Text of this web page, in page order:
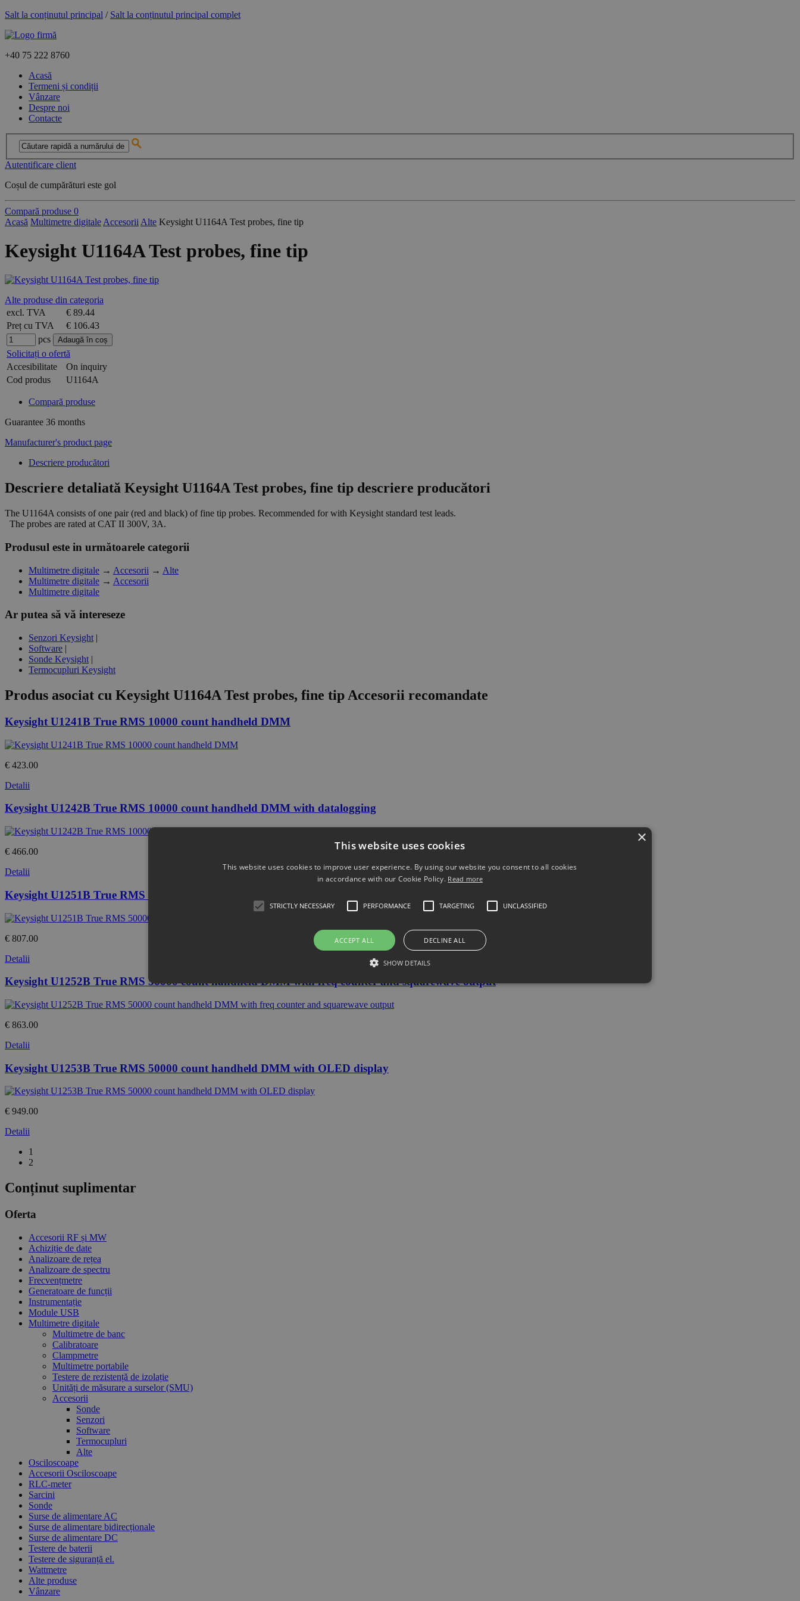
Salt la conținutul principal / Salt la conținutul principal complet
+40 75 222 8760
Acasă
Termeni și condiții
Vânzare
Despre noi
Contacte
Autentificare client
Coșul de cumpărături este gol
Compară produse 0
Acasă Multimetre digitale Accesorii Alte Keysight U1164A Test probes, fine tip
Keysight U1164A Test probes, fine tip
Alte produse din categoria
excl. TVA
€ 89.44
Preț cu TVA
€ 106.43
pcs
Solicitați o ofertă
Accesibilitate
On inquiry
Cod produs
U1164A
Compară produse
Guarantee 36 months
Manufacturer's product page
Descriere producători
Descriere detaliată Keysight U1164A Test probes, fine tip descriere producători
The U1164A consists of one pair (red and black) of fine tip probes. Recommended for with Keysight standard test leads.
The probes are rated at CAT II 300V, 3A.
Produsul este in următoarele categorii
Multimetre digitale → Accesorii → Alte
Multimetre digitale → Accesorii
Multimetre digitale
Ar putea să vă intereseze
Senzori Keysight |
Software |
Sonde Keysight |
Termocupluri Keysight
Produs asociat cu Keysight U1164A Test probes, fine tip Accesorii recomandate
Keysight U1241B True RMS 10000 count handheld DMM
€ 423.00
Detalii
Keysight U1242B True RMS 10000 count handheld DMM with datalogging
€ 466.00
Detalii
Keysight U1251B True RMS 50000 count handheld DMM
€ 807.00
Detalii
Keysight U1252B True RMS 50000 count handheld DMM with freq counter and squarewave output
€ 863.00
Detalii
Keysight U1253B True RMS 50000 count handheld DMM with OLED display
€ 949.00
Detalii
1
2
Conținut suplimentar
Oferta
Accesorii RF și MW
Achiziție de date
Analizoare de rețea
Analizoare de spectru
Frecvențmetre
Generatoare de funcții
Instrumentație
Module USB
Multimetre digitale
Multimetre de banc
Calibratoare
Clampmetre
Multimetre portabile
Testere de rezistență de izolație
Unități de măsurare a surselor (SMU)
Accesorii
Sonde
Senzori
Software
Termocupluri
Alte
Osciloscoape
Accesorii Osciloscoape
RLC-meter
Sarcini
Sonde
Surse de alimentare AC
Surse de alimentare bidirecționale
Surse de alimentare DC
Testere de baterii
Testere de siguranță el.
Wattmetre
Alte produse
Vânzare
×
This website uses cookies
This website uses cookies to improve user experience. By using our website you consent to all cookies
in accordance with our Cookie Policy. Read more
STRICTLY NECESSARY PERFORMANCE TARGETING UNCLASSIFIED
ACCEPT ALL DECLINE ALL
SHOW DETAILS